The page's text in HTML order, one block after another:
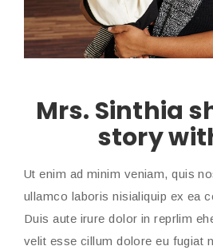
Mrs. Sinthia
story
Ut enim ad minim veniam, quis
ullamco laboris nisialiquip ex ea
Duis aute irure dolor in reprlim
velit esse cillum dolore eu fugiat